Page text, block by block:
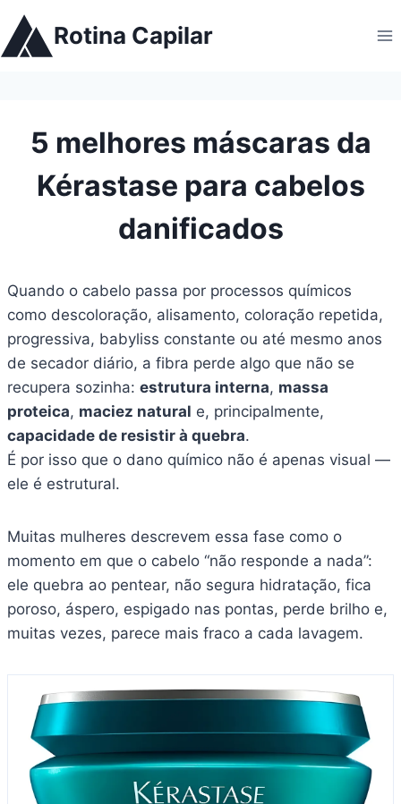
Pular
para
o
Rotina Capilar
5 melhores máscaras da
Kérastase para cabelos
danificados
Quando o cabelo passa por processos químicos
como descoloração, alisamento, coloração repetida,
progressiva, babyliss constante ou até mesmo anos
de secador diário, a fibra perde algo que não se
recupera sozinha: estrutura interna, massa
proteica, maciez natural e, principalmente,
capacidade de resistir à quebra.
É por isso que o dano químico não é apenas visual —
ele é estrutural.
Muitas mulheres descrevem essa fase como o
momento em que o cabelo “não responde a nada”:
ele quebra ao pentear, não segura hidratação, fica
poroso, áspero, espigado nas pontas, perde brilho e,
muitas vezes, parece mais fraco a cada lavagem.